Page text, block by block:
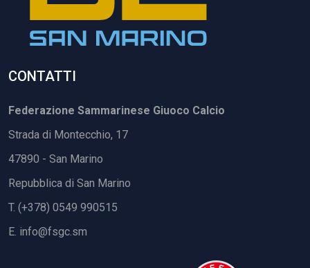
CONTATTI
Federazione Sammarinese Giuoco Calcio
Strada di Montecchio, 17
47890 - San Marino
Repubblica di San Marino
T. (+378) 0549 990515
E. info@fsgc.sm